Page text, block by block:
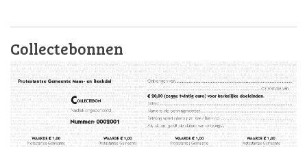
Collectebonnen